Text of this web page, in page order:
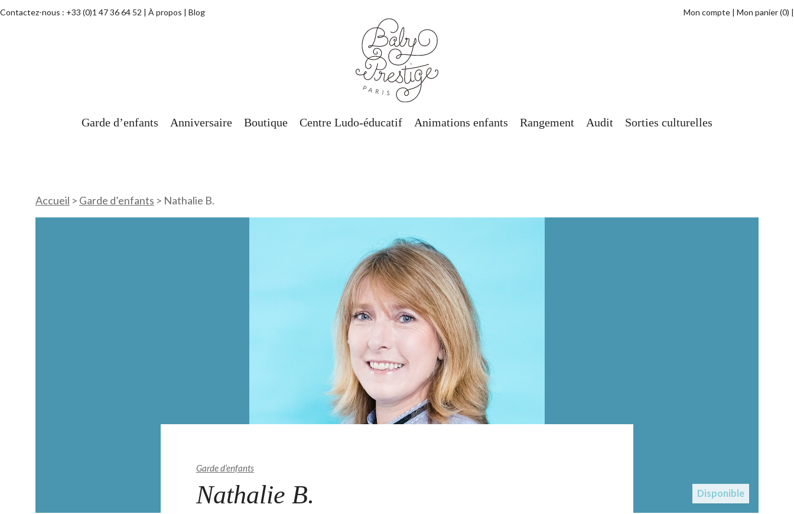
Contactez-nous : +33 (0)1 47 36 64 52 À propos Blog Mon compte Mon panier(0)
Garde d’enfants Anniversaire Boutique Centre Ludo-éducatif Animations enfants Rangement Audit Sorties culturelles
Accueil > Garde d’enfants > Nathalie B.
Disponible
Garde d’enfants
Nathalie B.